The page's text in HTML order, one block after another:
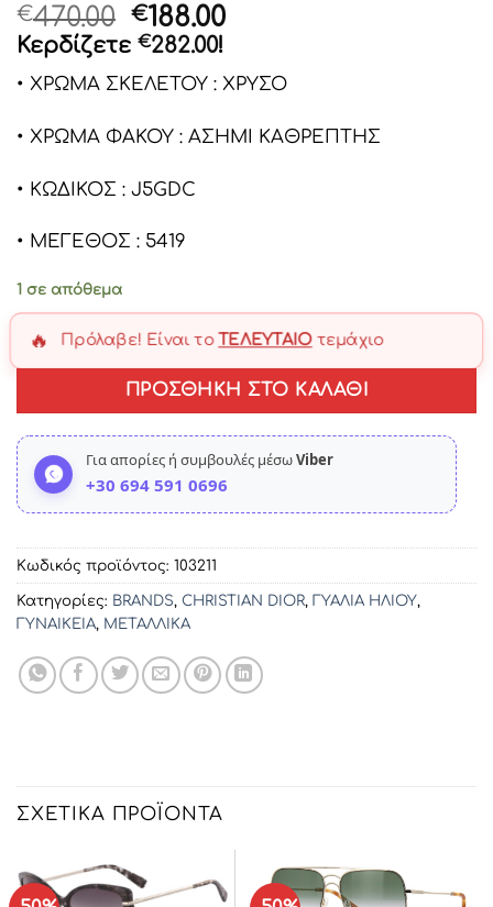
€470.00 Original
price
was:
€470.00.
€188.00Η
τιμή
είναι:
€188.00.
Κερδίζετε €282.00!
• ΧΡΩΜΑ ΣΚΕΛΕΤΟΥ : ΧΡΥΣΟ
• ΧΡΩΜΑ ΦΑΚΟΥ : ΑΣΗΜΙ ΚΑΘΡΕΠΤΗΣ
• ΚΩΔΙΚΟΣ : J5GDC
• ΜΕΓΕΘΟΣ : 5419
1 σε απόθεμα
🔥 Πρόλαβε! Είναι το ΤΕΛΕΥΤΑΊΟτεμάχιο
ΠΡΟΣΘΉΚΗ ΣΤΟ ΚΑΛΆΘΙ
Για απορίες ή συμβουλές μέσωViber
+30 694 591 0696
Κωδικός προϊόντος: 103211
Κατηγορίες: BRANDS, CHRISTIAN DIOR, ΓΥΑΛΙΑ ΗΛΙΟΥ,
ΓΥΝΑΙΚΕΙΑ, ΜΕΤΑΛΛΙΚΑ
ΣΧΕΤΙΚΆ ΠΡΟΪΌΝΤΑ